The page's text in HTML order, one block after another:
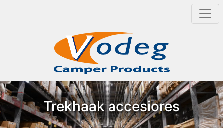
Trekhaak accesiores